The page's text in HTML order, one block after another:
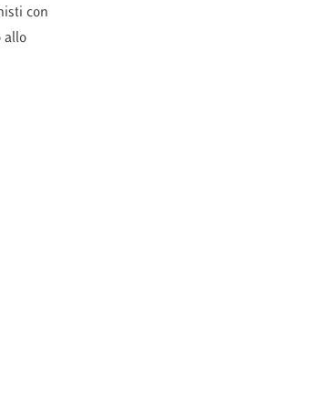
con
allo